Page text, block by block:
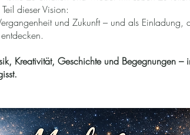
dieser Vision:
und Zukunft – und als Einladung,
Kreativität, Geschichte und Begegnungen –